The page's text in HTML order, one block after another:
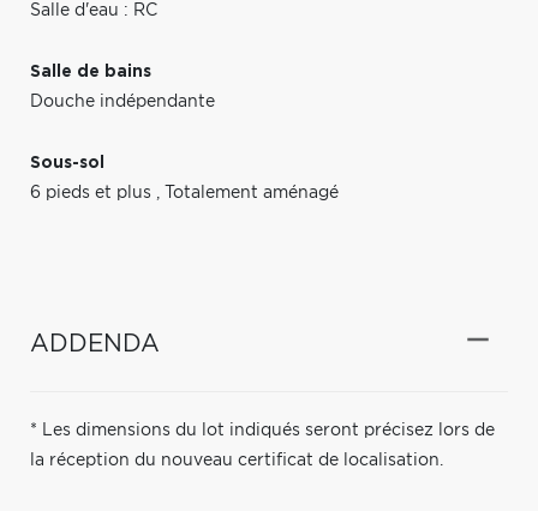
Salle d'eau : RC
Salle de bains
Douche indépendante
Sous-sol
6 pieds et plus , Totalement aménagé
ADDENDA
* Les dimensions du lot indiqués seront précisez lors de
la réception du nouveau certificat de localisation.